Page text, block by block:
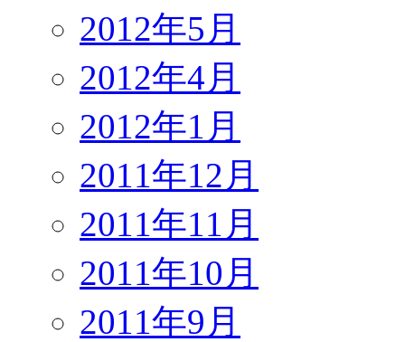
2012年5月
2012年4月
2012年1月
2011年12月
2011年11月
2011年10月
2011年9月